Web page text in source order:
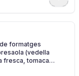
formatges
(vedella
fresca, tomaca